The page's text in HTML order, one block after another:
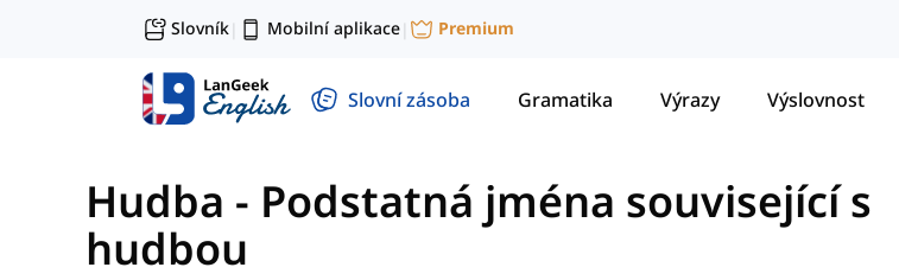
Slovník| Mobilní aplikace| Premium
Slovní zásoba Gramatika Výrazy Výslovnost
Hudba - Podstatná jména související s
hudbou